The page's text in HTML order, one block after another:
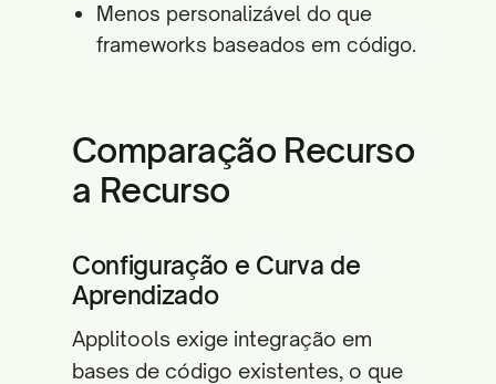
Menos personalizável do que
frameworks baseados em código.
Comparação Recurso
a Recurso
Configuração e Curva de
Aprendizado
Applitools exige integração em
bases de código existentes, o que